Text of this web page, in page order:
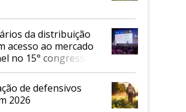
da distribuição
acesso ao mercado
no 15° congresso
de defensivos
2026